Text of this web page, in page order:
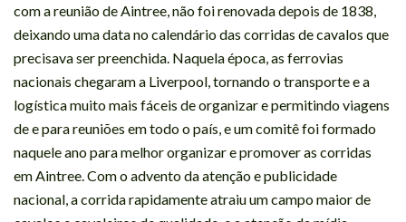
com a reunião de Aintree, não foi renovada depois de 1838,
deixando uma data no calendário das corridas de cavalos que
precisava ser preenchida. Naquela época, as ferrovias
nacionais chegaram a Liverpool, tornando o transporte e a
logística muito mais fáceis de organizar e permitindo viagens
de e para reuniões em todo o país, e um comitê foi formado
naquele ano para melhor organizar e promover as corridas
em Aintree. Com o advento da atenção e publicidade
nacional, a corrida rapidamente atraiu um campo maior de